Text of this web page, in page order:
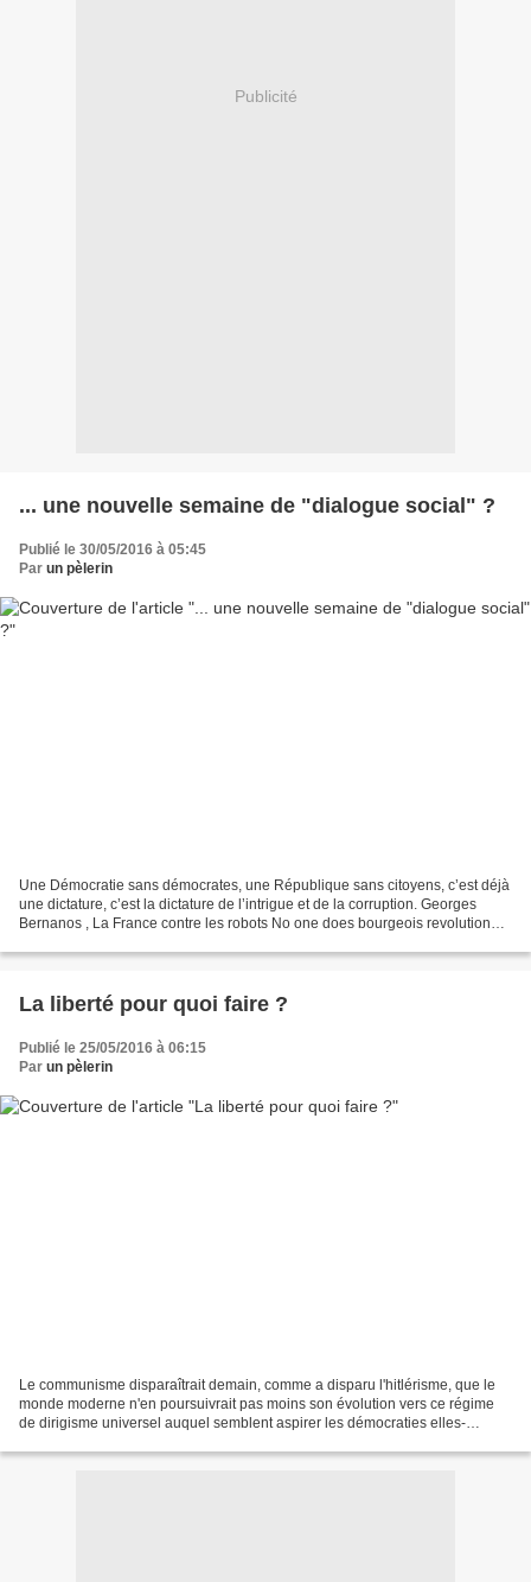
Publicité
... une nouvelle semaine de "dialogue social" ?
Publié le 30/05/2016 à 05:45
Par un pèlerin
Une Démocratie sans démocrates, une République sans citoyens, c’est déjà
une dictature, c’est la dictature de l’intrigue et de la corruption. Georges
Bernanos , La France contre les robots No one does bourgeois revolution
La liberté pour quoi faire ?
Publié le 25/05/2016 à 06:15
Par un pèlerin
Le communisme disparaîtrait demain, comme a disparu l'hitlérisme, que le
monde moderne n'en poursuivrait pas moins son évolution vers ce régime
de dirigisme universel auquel semblent aspirer les démocraties elles-